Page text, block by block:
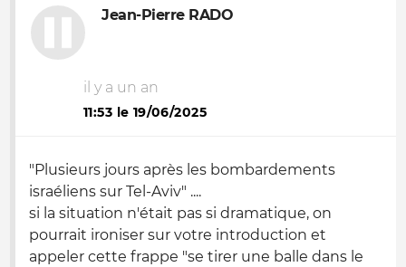
Jean-Pierre RADO
il y a un an
11:53 le 19/06/2025
"Plusieurs jours après les bombardements
israéliens sur Tel-Aviv" ....
si la situation n'était pas si dramatique, on
pourrait ironiser sur votre introduction et
appeler cette frappe "se tirer une balle dans le